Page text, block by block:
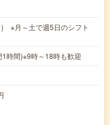
) ※月～土で週5日のシフト
時間)※9時～18時も歓迎